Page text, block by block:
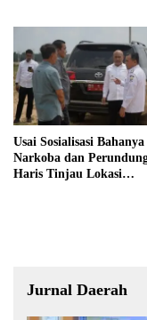
Usai Sosialisasi Bahanya
Narkoba dan
Haris Tinjau Lokasi
Jurnal Daerah